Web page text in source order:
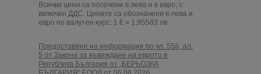
Всички цени са посочени в лева и в евро, с
включен ДДС. Цените са обозначени в лева и
евро по валутен курс: 1 € = 1,95583 лв.
Предоставяне на информация по чл. 55б, ал.
5 от Закона за въвеждане на еврото в
Република България от „БЕРЬОЗКА